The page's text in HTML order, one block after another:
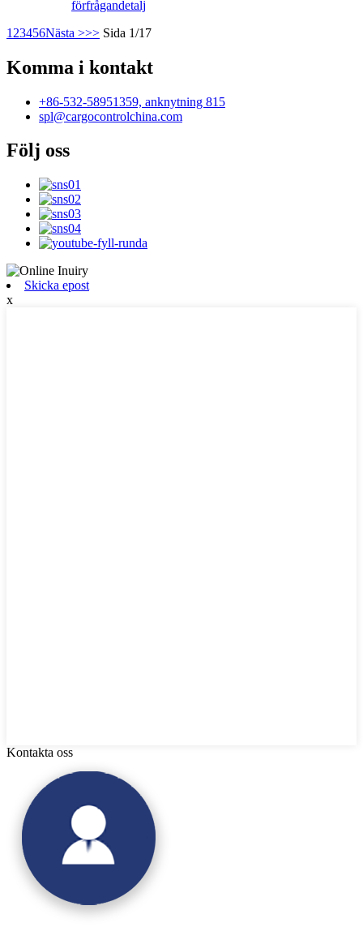
förfrågandetalj
1 23456Nästa >>> Sida 1/17
Komma i kontakt
+86-532-58951359, anknytning 815
spl@cargocontrolchina.com
Följ oss
Skicka epost
x
Kontakta oss